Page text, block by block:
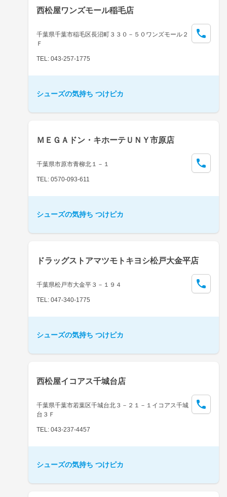
西松屋ワンズモール稲毛店
千葉県千葉市稲毛区長沼町３３０－５０ワンズモール２
Ｆ
TEL: 043-257-1775
シューズの気持ち つけピカ
ＭＥＧＡドン・キホーテＵＮＹ市原店
千葉県市原市青柳北１－１
TEL: 0570-093-611
シューズの気持ち つけピカ
ドラッグストアマツモトキヨシ松戸大金平店
千葉県松戸市大金平３－１９４
TEL: 047-340-1775
シューズの気持ち つけピカ
西松屋イコアス千城台店
千葉県千葉市若葉区千城台北３－２１－１イコアス千城
台３Ｆ
TEL: 043-237-4457
シューズの気持ち つけピカ